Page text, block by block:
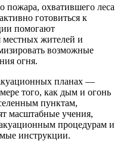
охватившего леса
готовиться к
помогают
местных жителей и
возможные
огня.
планах —
того, как дым и огонь
пунктам,
масштабные учения,
процедурам и
инструкции.